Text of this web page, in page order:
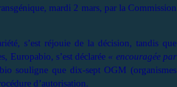
mardi 2 mars, par la Commission
s’est réjouie de la décision, tandis que
Europabio, s’est déclarée « encouragée par
souligne que dix-sept OGM (organismes
d’autorisation.